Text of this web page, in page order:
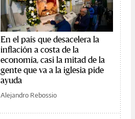
En el país que desacelera la
inflación a costa de la
economía, casi la mitad de la
gente que va a la iglesia pide
ayuda
Alejandro Rebossio